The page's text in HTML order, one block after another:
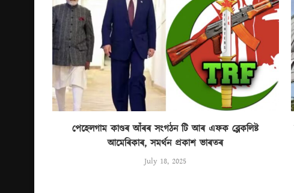
পেহেলগাম কাণ্ডৰ আঁৰৰ সংগঠন টি আৰ এফক ব্লেকলিষ্ট
আমেৰিকাৰ, সমৰ্থন প্ৰকাশ ভাৰতৰ
July 18, 2025